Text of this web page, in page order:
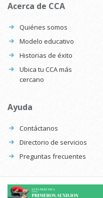
Acerca de CCA
Quiénes somos
Modelo educativo
Historias de éxito
Ubica tu CCA más
cercano
Ayuda
Contáctanos
Directorio de servicios
Preguntas frecuentes